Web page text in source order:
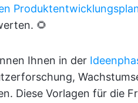
🌻
Ihnen in der
Diese Vorlagen für die